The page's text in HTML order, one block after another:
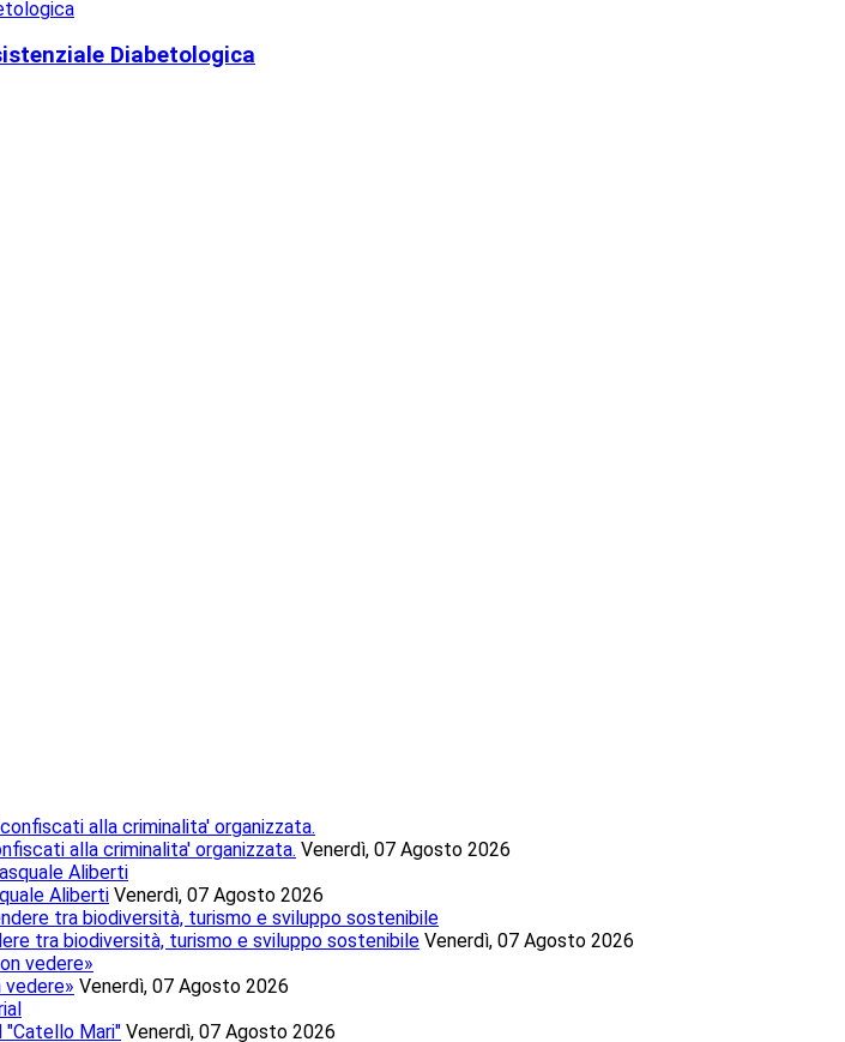
Diabetologica
alla criminalita' organizzata. Venerdì, 07 Agosto 2026
Aliberti Venerdì, 07 Agosto 2026
tra biodiversità, turismo e sviluppo sostenibile Venerdì, 07 Agosto 2026
vedere» Venerdì, 07 Agosto 2026
"Catello Mari" Venerdì, 07 Agosto 2026